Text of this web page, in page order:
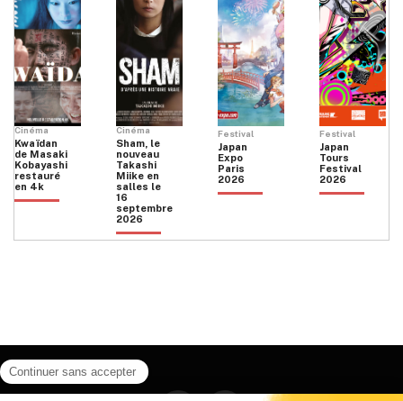
Cinéma
Kwaïdan
de Masaki
Kobayashi
restauré
en 4k
Cinéma
Sham, le
nouveau
Takashi
Miike en
salles le
16
septembre
2026
Festival
Japan
Expo
Paris
2026
Festival
Japan
Tours
Festival
2026